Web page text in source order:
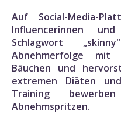
Auf Social-Media-
Influencerinnen
Schlagwort
Abnehmerfolge mit
Bäuchen und
extremen Diäten
Training
Abnehmspritzen.